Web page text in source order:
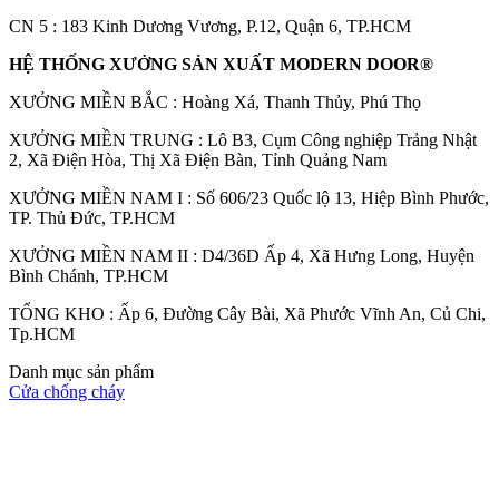
CỬA GỖ
Cửa Gỗ HDF Veneer
CN 5 : 183 Kinh Dương Vương, P.12, Quận 6, TP.HCM
HỆ THỐNG XƯỞNG SẢN XUẤT MODERN DOOR®
XƯỞNG MIỀN BẮC : Hoàng Xá, Thanh Thủy, Phú Thọ
XƯỞNG MIỀN TRUNG : Lô B3, Cụm Công nghiệp Trảng Nhật
2, Xã Điện Hòa, Thị Xã Điện Bàn, Tỉnh Quảng Nam
XƯỞNG MIỀN NAM I : Số 606/23 Quốc lộ 13, Hiệp Bình Phước,
TP. Thủ Đức, TP.HCM
XƯỞNG MIỀN NAM II : D4/36D Ấp 4, Xã Hưng Long, Huyện
Bình Chánh, TP.HCM
TỔNG KHO : Ấp 6, Đường Cây Bài, Xã Phước Vĩnh An, Củ Chi,
Tp.HCM
Danh mục sản phẩm
Cửa chống cháy